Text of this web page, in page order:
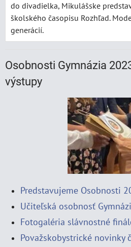
do divadielka, Mikulášske
školského časopisu Rozhľad.
generácií.
Osobnosti Gymnázia
výstupy
Predstavujeme Osobnosti
Učiteľská osobnosť
Fotogaléria slávnostné
Považskobystrické novinky